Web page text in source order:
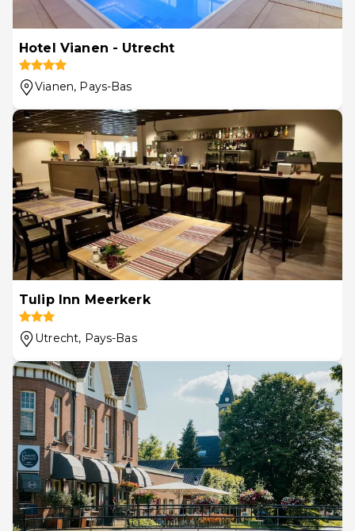
Hotel Vianen - Utrecht
Vianen, Pays-Bas
Tulip Inn Meerkerk
Utrecht, Pays-Bas